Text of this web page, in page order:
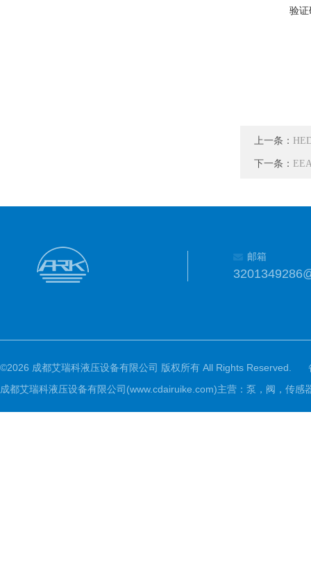
验
上一条：
下一条：
邮箱
©2026 成都艾瑞科液压设备有限公司 版权所有 All Rights Reserved.
成都艾瑞科液压设备有限公司(www.cdairuike.com)主营：泵，阀，传